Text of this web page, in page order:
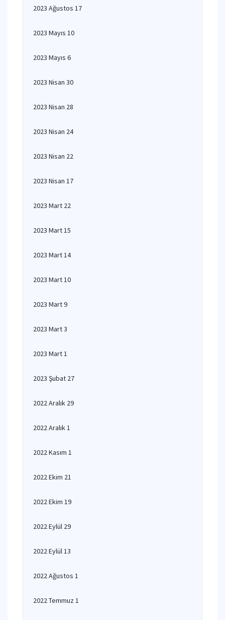
2023 Ağustos 17
2023 Mayıs 10
2023 Mayıs 6
2023 Nisan 30
2023 Nisan 28
2023 Nisan 24
2023 Nisan 22
2023 Nisan 17
2023 Mart 22
2023 Mart 15
2023 Mart 14
2023 Mart 10
2023 Mart 9
2023 Mart 3
2023 Mart 1
2023 Şubat 27
2022 Aralık 29
2022 Aralık 1
2022 Kasım 1
2022 Ekim 21
2022 Ekim 19
2022 Eylül 29
2022 Eylül 13
2022 Ağustos 1
2022 Temmuz 1